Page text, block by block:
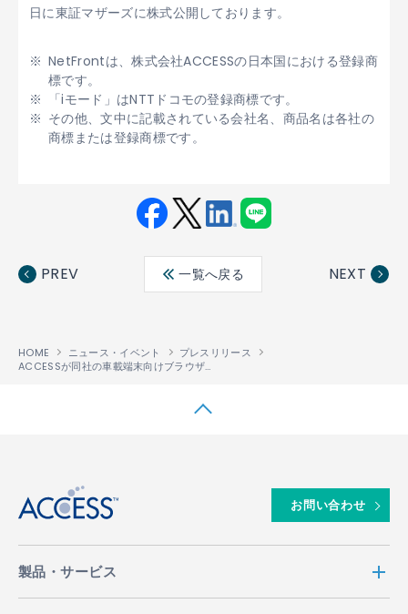
日に東証マザーズに株式公開しております。
NetFrontは、株式会社ACCESSの日本国における登録商
標です。
「iモード」はNTTドコモの登録商標です。
その他、文中に記載されている会社名、商品名は各社の
商標または登録商標です。
ebo ter
edin
PREV 一覧へ戻る NEXT
HOME ニュース・イベント
プレスリリース
ACCESSが同社の車載端末向けブラウザ「NetFront
お問い合わせ
製品・サービス